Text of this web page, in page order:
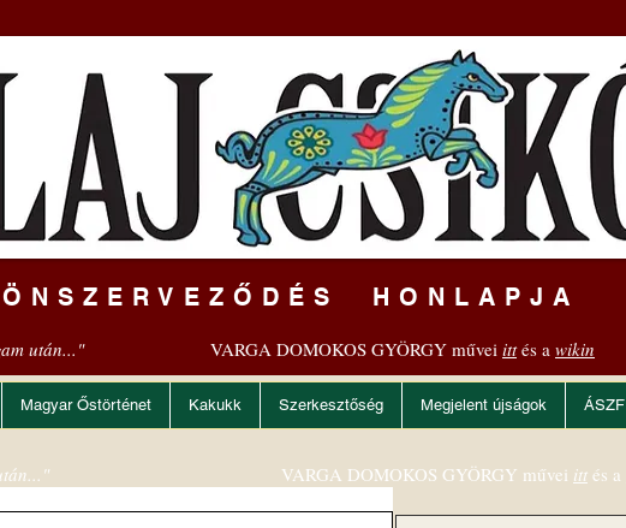
HONLAPJA
után..." VARGA DOMOKOS GYÖRGY művei ittés a wikin
Magyar Őstörténet Kakukk Szerkesztőség Megjelent újságok ÁSZF
VARGA DOMOKOS GYÖRGY művei itt és a